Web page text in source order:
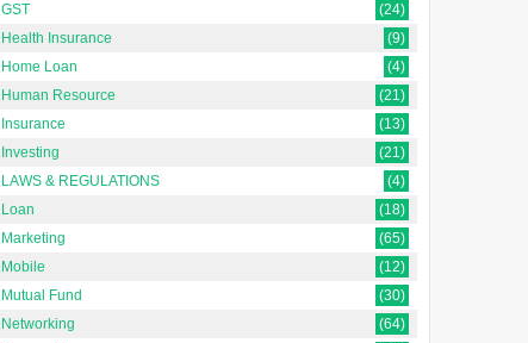
GST
(24)
Health Insurance
(9)
Home Loan
(4)
Human Resource
(21)
Insurance
(13)
Investing
(21)
LAWS & REGULATIONS
(4)
Loan
(18)
Marketing
(65)
Mobile
(12)
Mutual Fund
(30)
Networking
(64)